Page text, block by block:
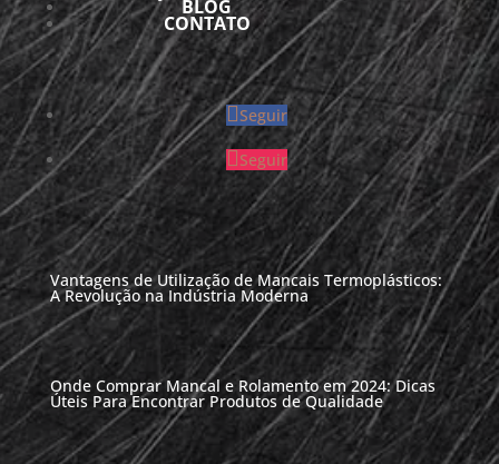
BLOG
CONTATO
Seguir
Seguir
Vantagens de Utilização de Mancais Termoplásticos:
A Revolução na Indústria Moderna
Onde Comprar Mancal e Rolamento em 2024: Dicas
Úteis Para Encontrar Produtos de Qualidade